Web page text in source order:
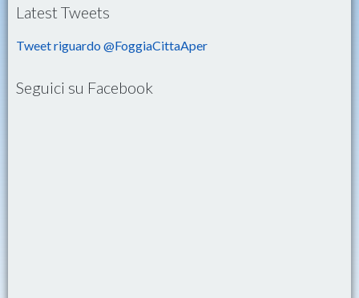
Latest Tweets
Tweet riguardo @FoggiaCittaAper
Seguici su Facebook